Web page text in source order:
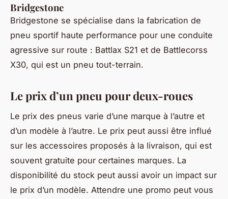
Bridgestone
Bridgestone se spécialise dans la fabrication de
pneu sportif haute performance pour une conduite
agressive sur route : Battlax S21 et de Battlecorss
X30, qui est un pneu tout-terrain.
Le prix d’un pneu pour deux-roues
Le prix des pneus varie d’une marque à l’autre et
d’un modèle à l’autre. Le prix peut aussi être influé
sur les accessoires proposés à la livraison, qui est
souvent gratuite pour certaines marques. La
disponibilité du stock peut aussi avoir un impact sur
le prix d’un modèle. Attendre une promo peut vous